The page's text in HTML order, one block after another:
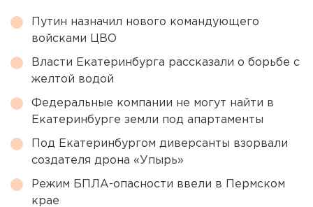
Путин назначил нового командующего
войсками ЦВО
Власти Екатеринбурга рассказали о борьбе с
желтой водой
Федеральные компании не могут найти в
Екатеринбурге земли под апартаменты
Под Екатеринбургом диверсанты взорвали
создателя дрона «Упырь»
Режим БПЛА-опасности ввели в Пермском
крае